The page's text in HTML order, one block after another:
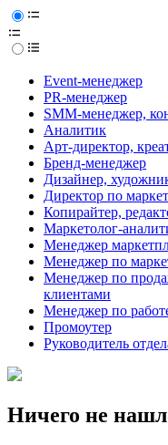
Event-менеджер
PR-менеджер
SMM-менеджер,
Аналитик
Арт-директор,
Бренд-менеджер
Дизайнер,
Директор по
Копирайтер,
Маркетолог-
Менеджер
Менеджер по
Менеджер по
клиентами
Менеджер по
Промоутер
Руководитель
Ничего не